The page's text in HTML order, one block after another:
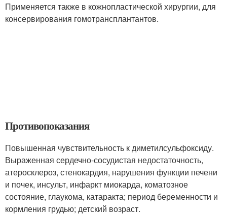
Применяется также в кожнопластической хирургии, для
консервирования гомотрансплантантов.
Противопоказания
Повышенная чувствительность к диметилсульфоксиду.
Выраженная сердечно-сосудистая недостаточность,
атеросклероз, стенокардия, нарушения функции печени
и почек, инсульт, инфаркт миокарда, коматозное
состояние, глаукома, катаракта; период беременности и
кормления грудью; детский возраст.